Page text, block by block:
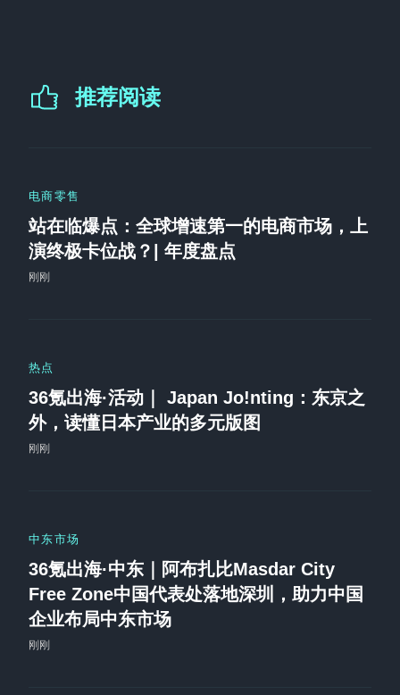
推荐阅读
电商零售
站在临爆点：全球增速第一的电商市场，上
演终极卡位战？| 年度盘点
刚刚
热点
36氪出海·活动｜ Japan Jo!nting：东京之
外，读懂日本产业的多元版图
刚刚
中东市场
36氪出海·中东｜阿布扎比Masdar City
Free Zone中国代表处落地深圳，助力中国
企业布局中东市场
刚刚